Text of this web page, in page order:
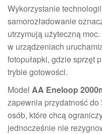
Wykorzystanie
samorozładowanie
utrzymują użyteczną
w urządzeniach
fotopułapki, gdzie sprzęt
trybie gotowości.
Model AA Eneloop
zapewnia przydatność do
osób, które chcą
jednocześnie nie